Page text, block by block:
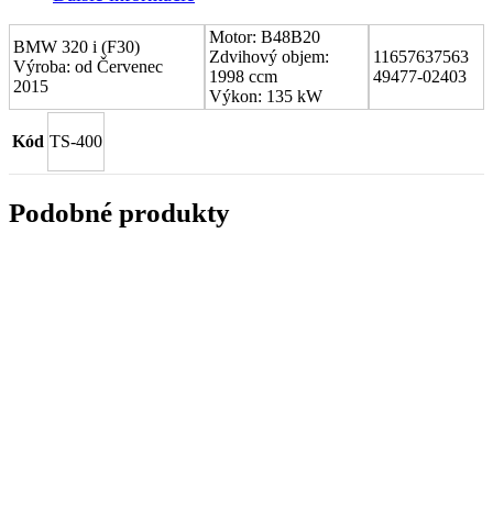
BMW 320 i (F30)
Výroba: od Červenec
2015
Motor: B48B20
Zdvihový objem:
1998 ccm
Výkon: 135 kW
11657637563
49477-02403
Kód TS-400
Podobné produkty